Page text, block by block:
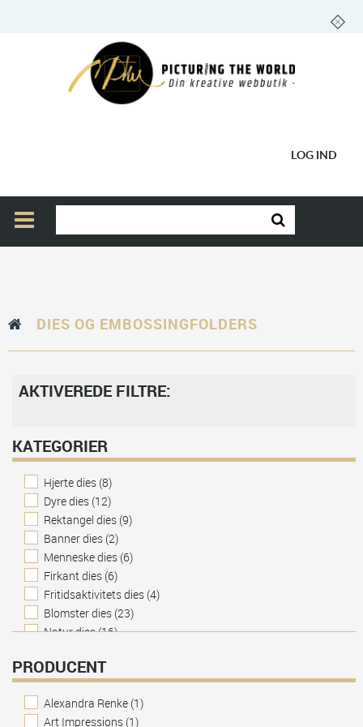
LOG IND
DIES OG EMBOSSINGFOLDERS
AKTIVEREDE FILTRE:
KATEGORIER
Hjerte dies (8)
Dyre dies (12)
Rektangel dies (9)
Banner dies (2)
Menneske dies (6)
Firkant dies (6)
Fritidsaktivitets dies (4)
Blomster dies (23)
Natur dies(16)
Embossingfolders
Tags | gavemærke dies(21)
Bygnings dies(2)
PRODUCENT
Alexandra Renke (1)
Art Impressions (1)